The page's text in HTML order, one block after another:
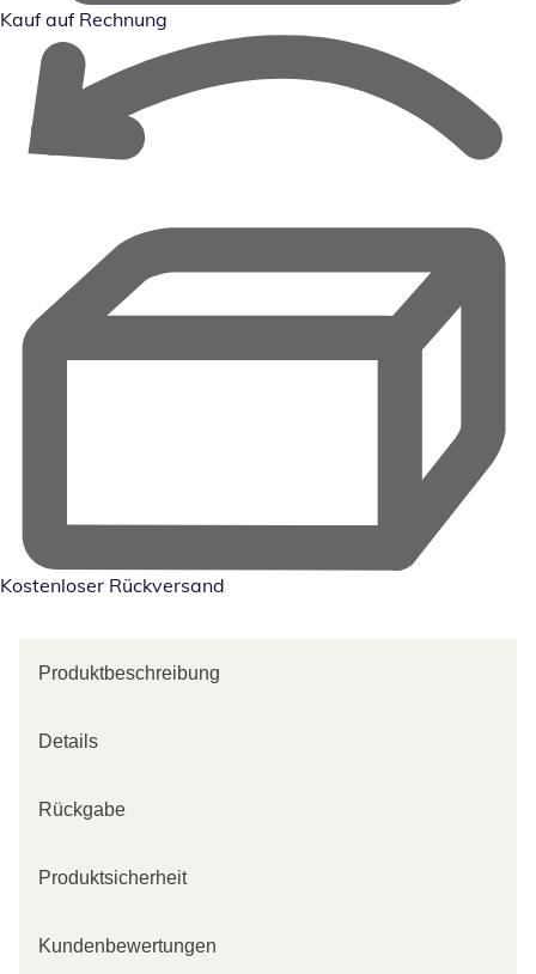
Kauf auf Rechnung
Kostenloser Rückversand
Produktbeschreibung
Details
Rückgabe
Produktsicherheit
Kundenbewertungen